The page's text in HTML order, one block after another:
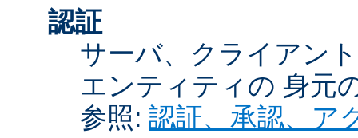
認証
サーバ、クライアン
エンティティの 身元
参照: 認証、承認、ア